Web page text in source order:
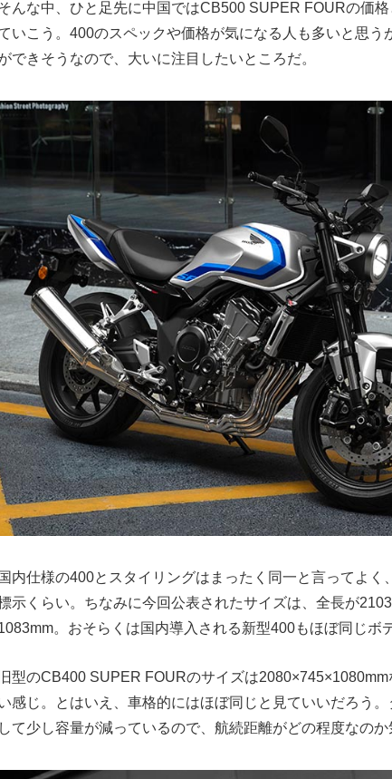
んな中、ひと足先に中国ではCB500 SUPER FOURの価
いこう。400のスペックや価格が気になる人も多いと思う
できそうなので、大いに注目したいところだ。
国内仕様の400とスタイリングはまったく同一と言ってよ
示くらい。ちなみに今回公表されたサイズは、全長が
。おそらくは国内導入される新型400もほぼ同じボ
旧型のCB400 SUPER FOURのサイズは
感じ。とはいえ、車格的にはほぼ同じと見ていいだろう
して少し容量が減っているので、航続距離がどの程度なのか